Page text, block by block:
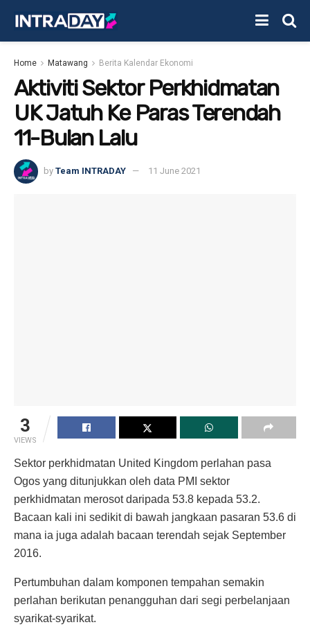
Home Matawang Berita Kalendar Ekonomi
Aktiviti Sektor Perkhidmatan
UK Jatuh Ke Paras Terendah
11-Bulan Lalu
by Team INTRADAY 11 June 2021
3
VIEWS
Sektor perkhidmatan United Kingdom perlahan pasa
Ogos yang ditunjukkan oleh data PMI sektor
perkhidmatan merosot daripada 53.8 kepada 53.2.
Bacaan kali ini sedikit di bawah jangkaan pasaran 53.6 di
mana ia juga adalah bacaan terendah sejak September
2016.
Pertumbuhan dalam komponen tempahan semakin
perlahan berikutan penangguhan dari segi perbelanjaan
syarikat-syarikat.